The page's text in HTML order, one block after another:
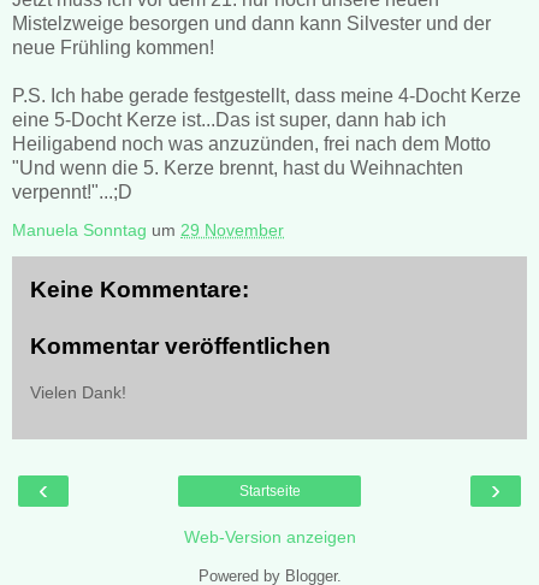
Mistelzweige besorgen und dann kann Silvester und der
neue Frühling kommen!
P.S. Ich habe gerade festgestellt, dass meine 4-Docht Kerze
eine 5-Docht Kerze ist...Das ist super, dann hab ich
Heiligabend noch was anzuzünden, frei nach dem Motto
"Und wenn die 5. Kerze brennt, hast du Weihnachten
verpennt!"...;D
Manuela Sonntag um 29 November
Keine Kommentare:
Kommentar veröffentlichen
Vielen Dank!
‹ ›
Startseite
Web-Version anzeigen
Powered by Blogger.